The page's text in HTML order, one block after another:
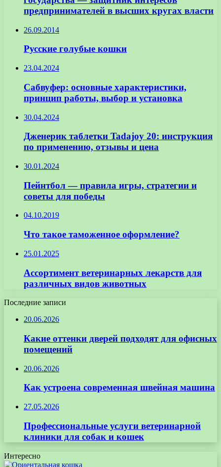
предпринимателей в высших кругах власти
26.09.2014
Русские голубые кошки
23.04.2024
Сабвуфер: основные характеристики,
принцип работы, выбор и установка
30.04.2024
Дженерик таблетки Tadajoy 20: инструкция
по применению, отзывы и цена
30.01.2024
Пейнтбол — правила игры, стратегии и
советы для победы
04.10.2019
Что такое таможенное оформление?
25.01.2025
Ассортимент ветеринарных лекарств для
различных видов животных
Последние записи
20.06.2026
Какие оттенки дверей подходят для офисных
помещений
20.06.2026
Как устроена современная швейная машина
27.05.2026
Профессиональные услуги ветеринарной
клиники для собак и кошек
Интересно